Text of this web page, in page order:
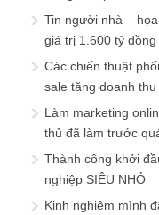
Tin người nhà –
giá trị 1.600 tỷ đồng
Các chiến thuật
sale tăng doanh thu
Làm marketing
thủ đã làm trước
Thành công khởi
nghiệp SIÊU NHỎ
Kinh nghiệm mình